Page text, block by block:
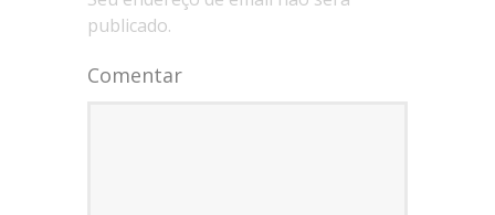
publicado.
Comentar